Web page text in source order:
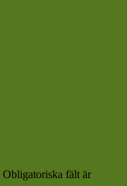
Obligatoriska fält är